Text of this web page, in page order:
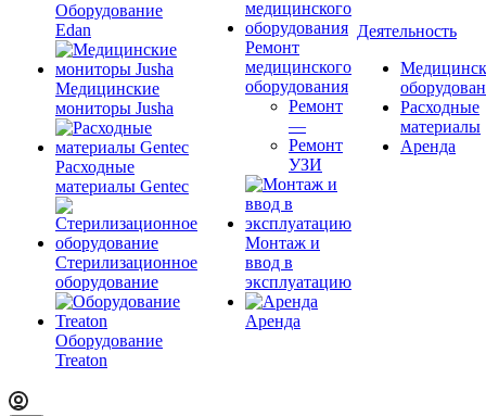
Оборудование
Edan
Медицинские
мониторы Jusha
Расходные
материалы Gentec
Стерилизационное
оборудование
Оборудование
Treaton
Ремонт
медицинского
оборудования
Ремонт
—
Ремонт
УЗИ
Монтаж и
ввод в
эксплуатацию
Аренда
Деятельность
Расходные
материалы
Аренда